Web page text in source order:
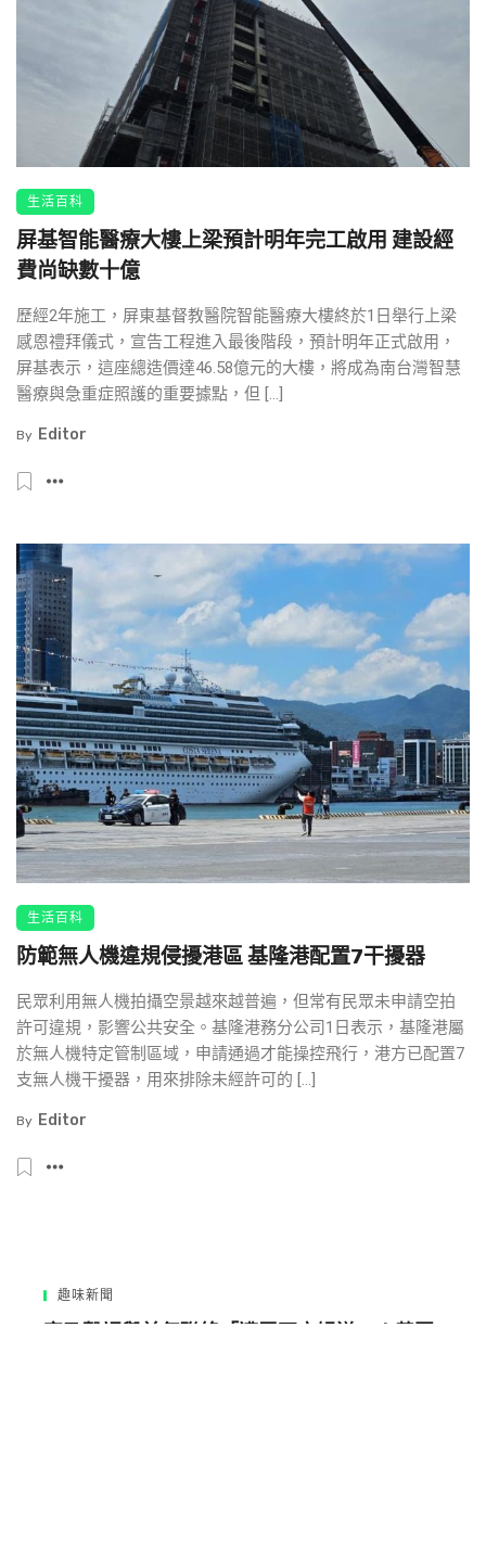
生活百科
屏基智能醫療大樓上梁預計明年完工啟用 建設經
費尚缺數十億
歷經2年施工，屏東基督教醫院智能醫療大樓終於1日舉行上梁
感恩禮拜儀式，宣告工程進入最後階段，預計明年正式啟用，
屏基表示，這座總造價達46.58億元的大樓，將成為南台灣智慧
醫療與急重症照護的重要據點，但 […]
By Editor
生活百科
防範無人機違規侵擾港區 基隆港配置7干擾器
民眾利用無人機拍攝空景越來越普遍，但常有民眾未申請空拍
許可違規，影響公共安全。基隆港務分公司1日表示，基隆港屬
於無人機特定管制區域，申請通過才能操控飛行，港方已配置7
支無人機干擾器，用來排除未經許可的 […]
By Editor
趣味新聞